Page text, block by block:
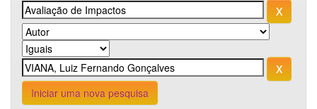
Iniciar uma nova pesquisa